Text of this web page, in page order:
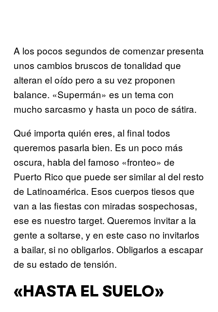
A los pocos segundos de comenzar presenta
unos cambios bruscos de tonalidad que
alteran el oído pero a su vez proponen
balance. «Supermán» es un tema con
mucho sarcasmo y hasta un poco de sátira.
Qué importa quién eres, al final todos
queremos pasarla bien. Es un poco más
oscura, habla del famoso «fronteo» de
Puerto Rico que puede ser similar al del resto
de Latinoamérica. Esos cuerpos tiesos que
van a las fiestas con miradas sospechosas,
ese es nuestro target. Queremos invitar a la
gente a soltarse, y en este caso no invitarlos
a bailar, si no obligarlos. Obligarlos a escapar
de su estado de tensión.
«HASTA EL SUELO»